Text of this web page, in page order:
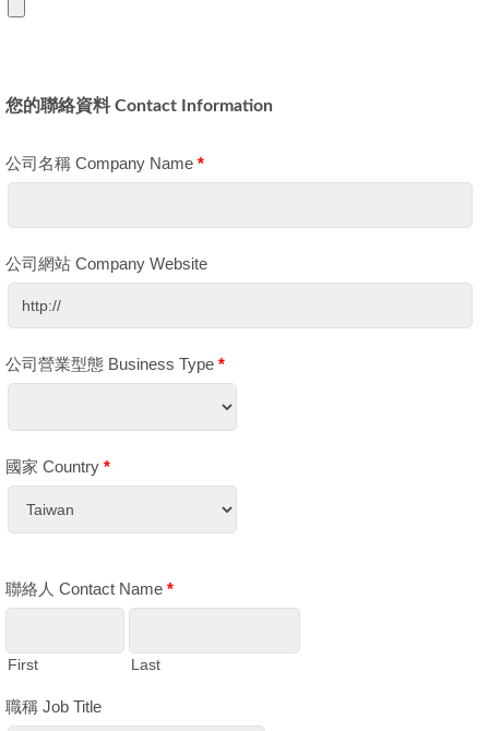
您的聯絡資料 Contact Information
公司名稱 Company Name *
公司網站 Company Website
公司營業型態 Business Type *
國家 Country *
聯絡人 Contact Name *
First Last
職稱 Job Title